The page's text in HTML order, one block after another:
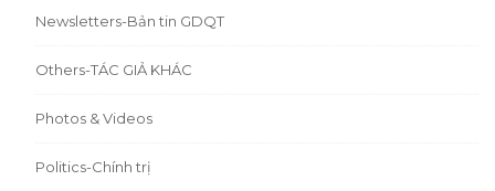
Newsletters-Bản tin GDQT
Others-TÁC GIẢ KHÁC
Photos & Videos
Politics-Chính trị